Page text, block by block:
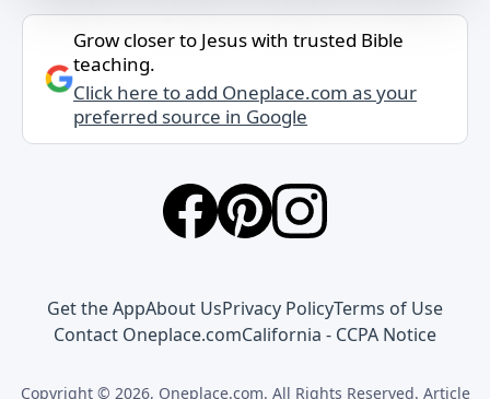
Grow closer to Jesus with trusted Bible
teaching.
Click here to add Oneplace.com as your
preferred source in Google
Get the AppAbout UsPrivacy PolicyTerms of Use
Contact Oneplace.comCalifornia - CCPA Notice
Copyright © 2026, Oneplace.com. All Rights Reserved. Article